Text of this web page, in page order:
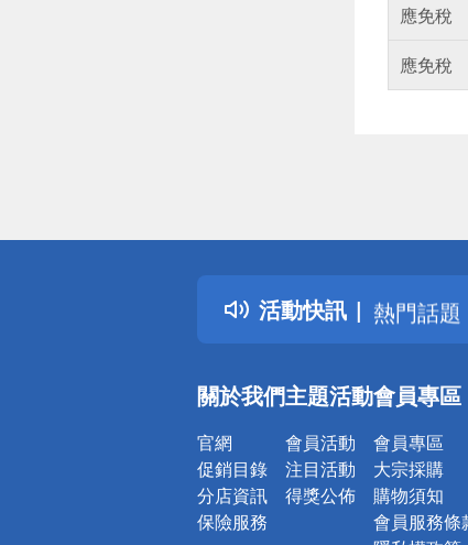
應免稅
應免稅
活動快訊
詐騙網
得獎公告
熱門話題
銀行優惠
詐騙網
關於我們
官網
促銷目錄
分店資訊
保險服務
主題活動
會員活動
注目活動
得獎公佈
會員專區
會員專區
大宗採購
購物須知
會員服務條